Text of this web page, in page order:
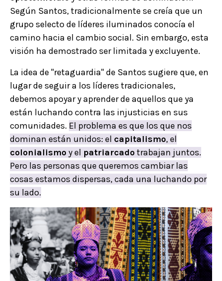
Según Santos, tradicionalmente se creía que un
grupo selecto de líderes iluminados conocía el
camino hacia el cambio social. Sin embargo, esta
visión ha demostrado ser limitada y excluyente.
La idea de "retaguardia" de Santos sugiere que, en
lugar de seguir a los líderes tradicionales,
debemos apoyar y aprender de aquellos que ya
están luchando contra las injusticias en sus
comunidades. El problema es que los que nos
dominan están unidos: el capitalismo, el
colonialismoy el patriarcadotrabajan juntos.
Pero las personas que queremos cambiar las
cosas estamos dispersas, cada una luchando por
su lado.